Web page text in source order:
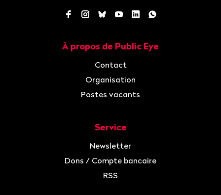
Facebook
Instagram
BlueskyYouTube
LinkedInWhatsApp
À propos de Public Eye
Contact
Organisation
Postes vacants
Service
Newsletter
Dons / Compte bancaire
RSS